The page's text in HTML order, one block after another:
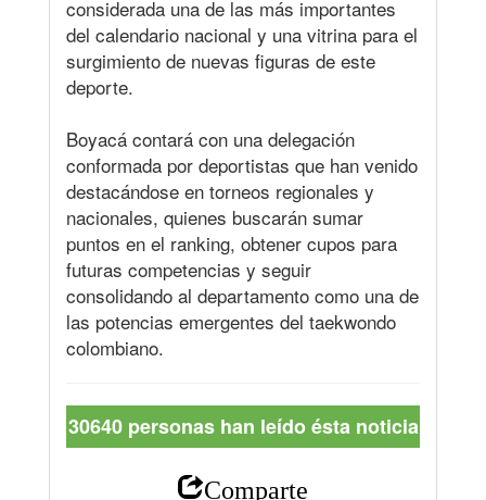
considerada una de las más importantes
del calendario nacional y una vitrina para el
surgimiento de nuevas figuras de este
deporte.
Boyacá contará con una delegación
conformada por deportistas que han venido
destacándose en torneos regionales y
nacionales, quienes buscarán sumar
puntos en el ranking, obtener cupos para
futuras competencias y seguir
consolidando al departamento como una de
las potencias emergentes del taekwondo
colombiano.
30640 personas han leído ésta noticia
Comparte